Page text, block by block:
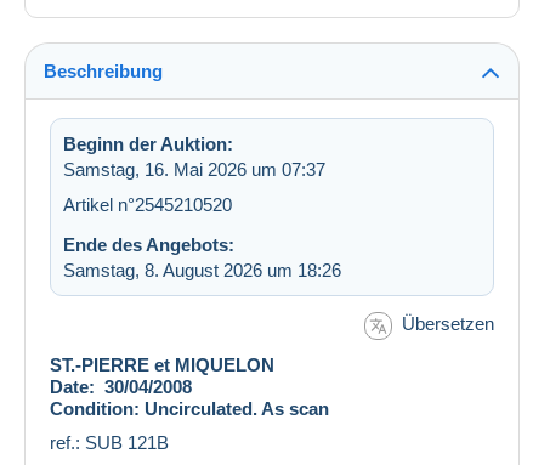
Beschreibung
Beginn der Auktion:
Samstag, 16. Mai 2026 um 07:37
Artikel n°2545210520
Ende des Angebots:
Samstag, 8. August 2026 um 18:26
Übersetzen
ST.-PIERRE et MIQUELON
Date: 30/04/2008
Condition: Uncirculated. As scan
ref.: SUB 121B